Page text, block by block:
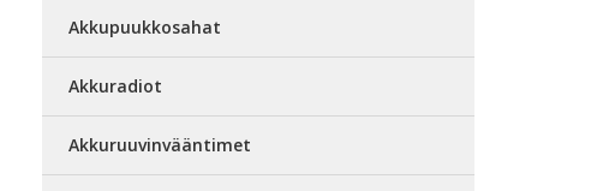
Akkupuukkosahat
Akkuradiot
Akkuruuvinvääntimet